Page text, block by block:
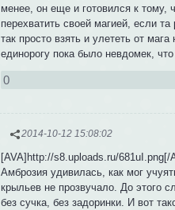
менее, он еще и готовился к тому,
перехватить своей магией, если
так просто взять и улететь от
единорогу пока было невдомек,
0
2014-10-12 15:08:02
[AVA]http://s8.uploads.ru/681uI.png[/
Амброзия удивилась, как мог
крыльев не прозвучало. До этого
без сучка, без задоринки. И вот